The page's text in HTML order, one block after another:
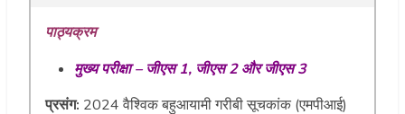
पाठ्यक्रम
मुख्य परीक्षा – जीएस 1, जीएस 2 और जीएस 3
प्रसंग: 2024 वैश्विक बहुआयामी गरीबी सूचकांक (एमपीआई)